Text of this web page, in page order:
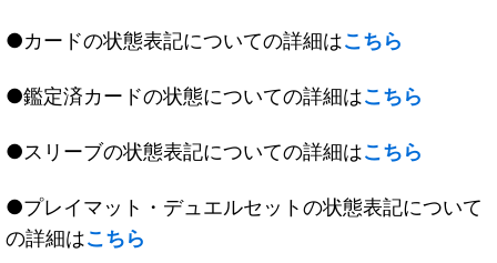
●カードの状態表記についての詳細はこちら
●鑑定済カードの状態についての詳細はこちら
●スリーブの状態表記についての詳細はこちら
●プレイマット・デュエルセットの状態表記について
の詳細はこちら